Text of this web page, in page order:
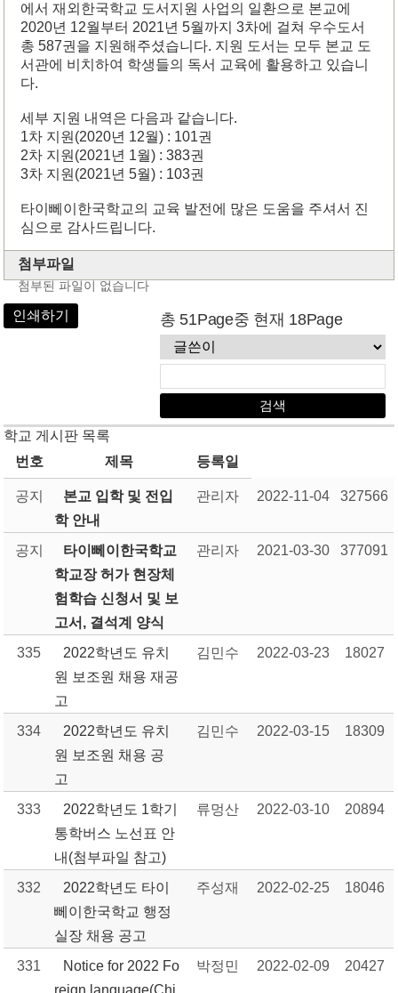
에서 재외한국학교 도서지원 사업의 일환으로 본교에
2020년 12월부터 2021년 5월까지 3차에 걸쳐 우수도서
총 587권을 지원해주셨습니다. 지원 도서는 모두 본교 도
서관에 비치하여 학생들의 독서 교육에 활용하고 있습니
다.
세부 지원 내역은 다음과 같습니다.
1차 지원(2020년 12월) : 101권
2차 지원(2021년 1월) : 383권
3차 지원(2021년 5월) : 103권
타이뻬이한국학교의 교육 발전에 많은 도움을 주셔서 진
심으로 감사드립니다.
첨부파일
첨부된 파일이 없습니다
인쇄하기 총 51Page중 현재 18Page
학교 게시판 목록
번호
제목 등록일
공지
본교 입학 및 전입
학 안내
관리자 2022-11-04 327566
공지
타이뻬이한국학교
학교장 허가 현장체
험학습 신청서 및 보
고서, 결석계 양식
관리자 2021-03-30 377091
335
2022학년도 유치
원 보조원 채용 재공
고
김민수 2022-03-23 18027
334
2022학년도 유치
원 보조원 채용 공
고
김민수 2022-03-15 18309
333
2022학년도 1학기
통학버스 노선표 안
내(첨부파일 참고)
류멍산 2022-03-10 20894
332
2022학년도 타이
뻬이한국학교 행정
실장 채용 공고
주성재 2022-02-25 18046
331
Notice for 2022 Fo
reign language(Chi
박정민 2022-02-09 20427